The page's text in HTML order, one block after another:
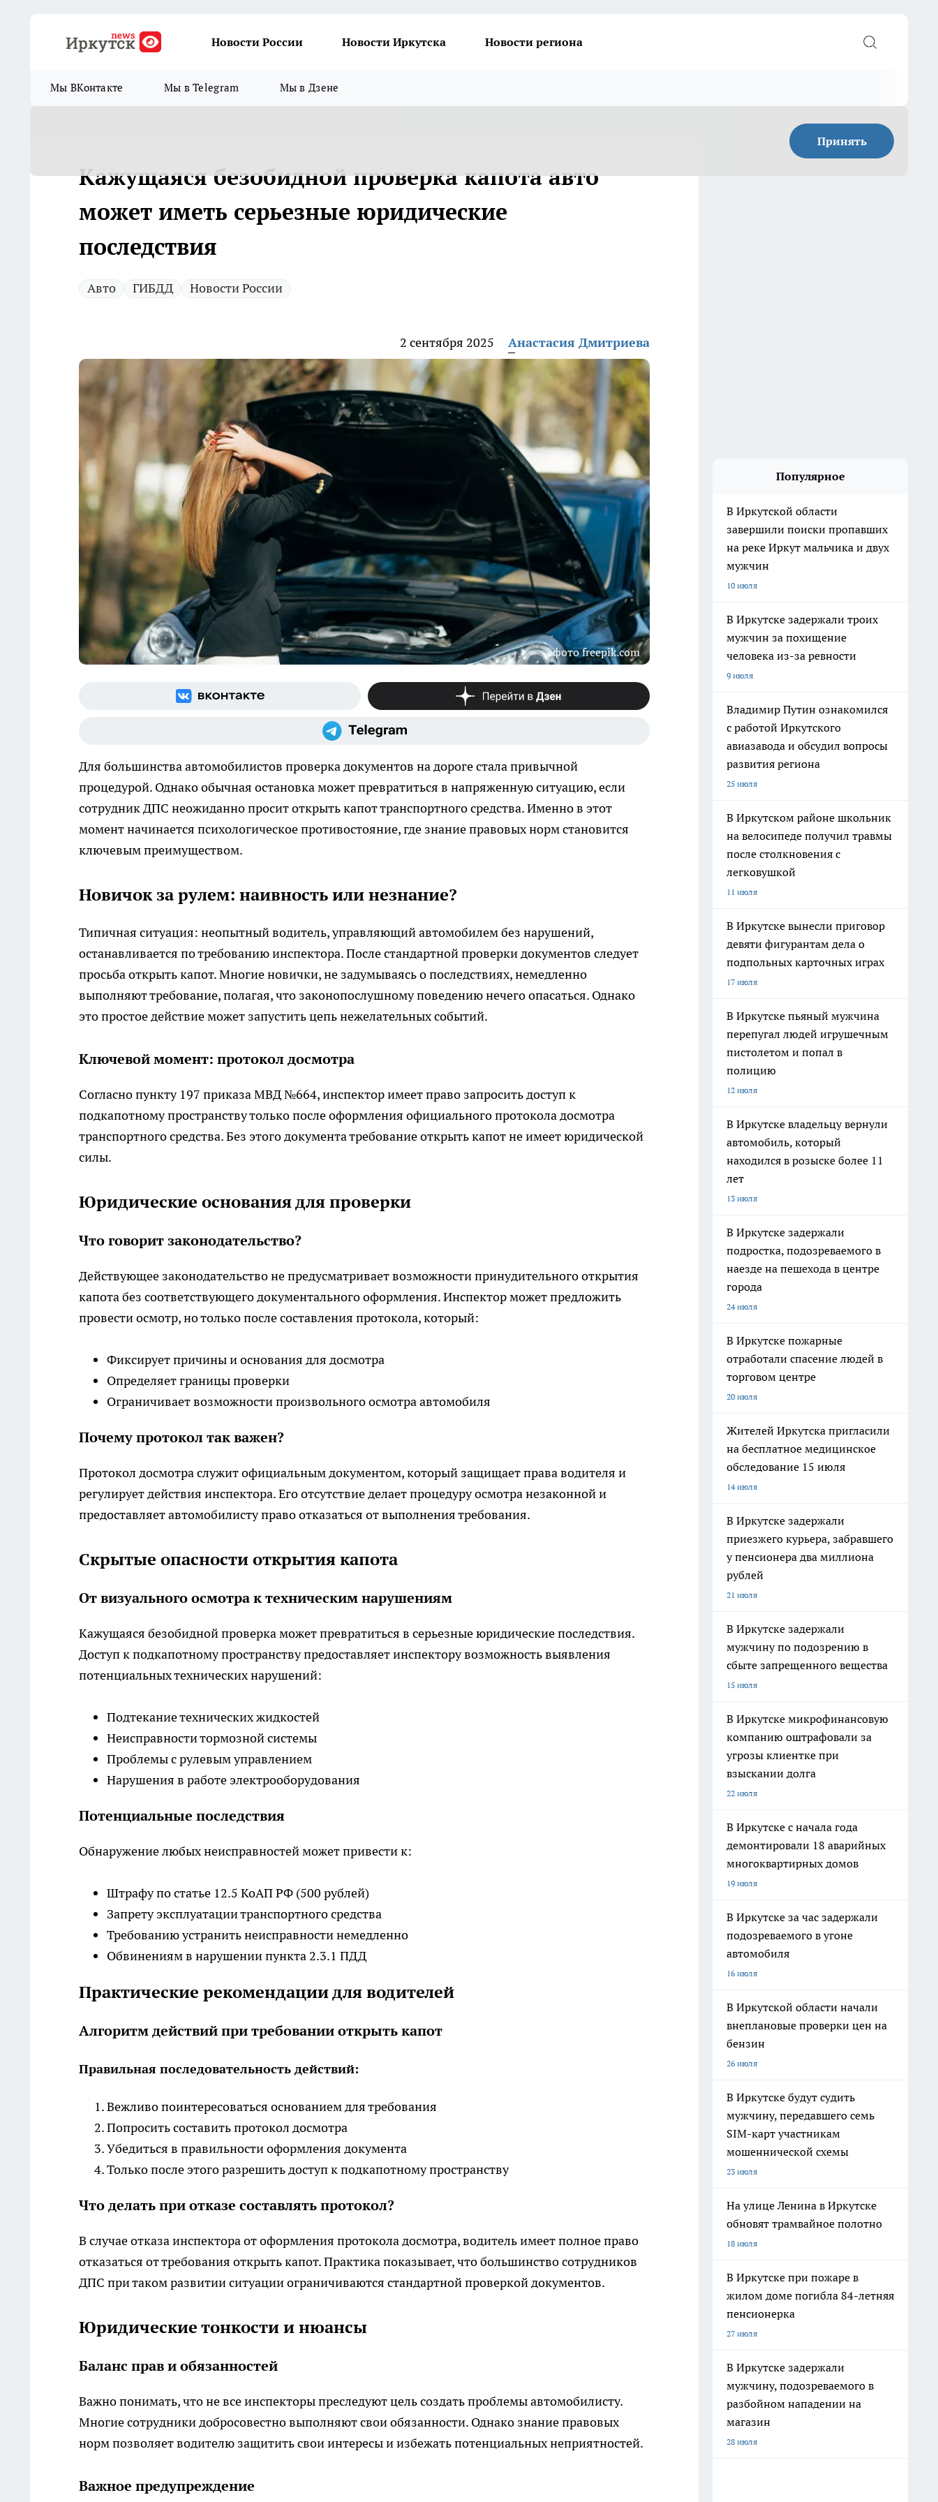
Новости России Новости Иркутска Новости региона
Мы ВКонтакте Мы в Telegram Мы в Дзене
Принять
Кажущаяся безобидной проверка капота авто
может иметь серьезные юридические
последствия
Авто ГИБДД Новости России
2 сентября 2025 Анастасия Дмитриева
фото freepik.com
Для большинства автомобилистов проверка документов на дороге стала привычной
процедурой. Однако обычная остановка может превратиться в напряженную ситуацию, если
сотрудник ДПС неожиданно просит открыть капот транспортного средства. Именно в этот
момент начинается психологическое противостояние, где знание правовых норм становится
ключевым преимуществом.
Новичок за рулем: наивность или незнание?
Типичная ситуация: неопытный водитель, управляющий автомобилем без нарушений,
останавливается по требованию инспектора. После стандартной проверки документов следует
просьба открыть капот. Многие новички, не задумываясь о последствиях, немедленно
выполняют требование, полагая, что законопослушному поведению нечего опасаться. Однако
это простое действие может запустить цепь нежелательных событий.
Ключевой момент: протокол досмотра
Согласно пункту 197 приказа МВД №664, инспектор имеет право запросить доступ к
подкапотному пространству только после оформления официального протокола досмотра
транспортного средства. Без этого документа требование открыть капот не имеет юридической
силы.
Юридические основания для проверки
Что говорит законодательство?
Действующее законодательство не предусматривает возможности принудительного открытия
капота без соответствующего документального оформления. Инспектор может предложить
провести осмотр, но только после составления протокола, который:
Фиксирует причины и основания для досмотра
Определяет границы проверки
Ограничивает возможности произвольного осмотра автомобиля
Почему протокол так важен?
Протокол досмотра служит официальным документом, который защищает права водителя и
регулирует действия инспектора. Его отсутствие делает процедуру осмотра незаконной и
предоставляет автомобилисту право отказаться от выполнения требования.
Скрытые опасности открытия капота
От визуального осмотра к техническим нарушениям
Кажущаяся безобидной проверка может превратиться в серьезные юридические последствия.
Доступ к подкапотному пространству предоставляет инспектору возможность выявления
потенциальных технических нарушений:
Подтекание технических жидкостей
Неисправности тормозной системы
Проблемы с рулевым управлением
Нарушения в работе электрооборудования
Потенциальные последствия
Обнаружение любых неисправностей может привести к:
Штрафу по статье 12.5 КоАП РФ (500 рублей)
Запрету эксплуатации транспортного средства
Требованию устранить неисправности немедленно
Обвинениям в нарушении пункта 2.3.1 ПДД
Практические рекомендации для водителей
Алгоритм действий при требовании открыть капот
Правильная последовательность действий:
Вежливо поинтересоваться основанием для требования
Попросить составить протокол досмотра
Убедиться в правильности оформления документа
Только после этого разрешить доступ к подкапотному пространству
Что делать при отказе составлять протокол?
В случае отказа инспектора от оформления протокола досмотра, водитель имеет полное право
отказаться от требования открыть капот. Практика показывает, что большинство сотрудников
ДПС при таком развитии ситуации ограничиваются стандартной проверкой документов.
Юридические тонкости и нюансы
Баланс прав и обязанностей
Важно понимать, что не все инспекторы преследуют цель создать проблемы автомобилисту.
Многие сотрудники добросовестно выполняют свои обязанности. Однако знание правовых
норм позволяет водителю защитить свои интересы и избежать потенциальных неприятностей.
Важное предупреждение
Популярное
В Иркутской области
завершили поиски пропавших
на реке Иркут мальчика и двух
мужчин
10 июля
В Иркутске задержали троих
мужчин за похищение
человека из-за ревности
9 июля
Владимир Путин ознакомился
с работой Иркутского
авиазавода и обсудил вопросы
развития региона
25 июля
В Иркутском районе школьник
на велосипеде получил травмы
после столкновения с
легковушкой
11 июля
В Иркутске вынесли приговор
девяти фигурантам дела о
подпольных карточных играх
17 июля
В Иркутске пьяный мужчина
перепугал людей игрушечным
пистолетом и попал в
полицию
12 июля
В Иркутске владельцу вернули
автомобиль, который
находился в розыске более 11
лет
13 июля
В Иркутске задержали
подростка, подозреваемого в
наезде на пешехода в центре
города
24 июля
В Иркутске пожарные
отработали спасение людей в
торговом центре
20 июля
Жителей Иркутска пригласили
на бесплатное медицинское
обследование 15 июля
14 июля
В Иркутске задержали
приезжего курьера, забравшего
у пенсионера два миллиона
рублей
21 июля
В Иркутске задержали
мужчину по подозрению в
сбыте запрещенного вещества
15 июля
В Иркутске микрофинансовую
компанию оштрафовали за
угрозы клиентке при
взыскании долга
22 июля
В Иркутске с начала года
демонтировали 18 аварийных
многоквартирных домов
19 июля
В Иркутске за час задержали
подозреваемого в угоне
автомобиля
16 июля
В Иркутской области начали
внеплановые проверки цен на
бензин
26 июля
В Иркутске будут судить
мужчину, передавшего семь
SIM-карт участникам
мошеннической схемы
23 июля
На улице Ленина в Иркутске
обновят трамвайное полотно
18 июля
В Иркутске при пожаре в
жилом доме погибла 84-летняя
пенсионерка
27 июля
В Иркутске задержали
мужчину, подозреваемого в
разбойном нападении на
магазин
28 июля